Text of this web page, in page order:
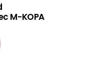
M-KOPA